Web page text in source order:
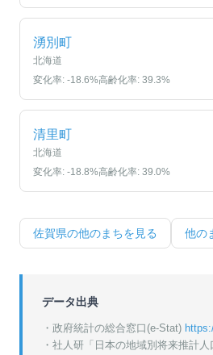
湧別町
北海道
変化率: -18.6%高齢化率: 39.3%
清里町
北海道
変化率: -18.8%高齢化率: 39.0%
佐賀県の他のまちを見る 他の
データ出典
・政府統計の総合窓口(e-Stat)
・ 社人研「日本の地域別将来推計人